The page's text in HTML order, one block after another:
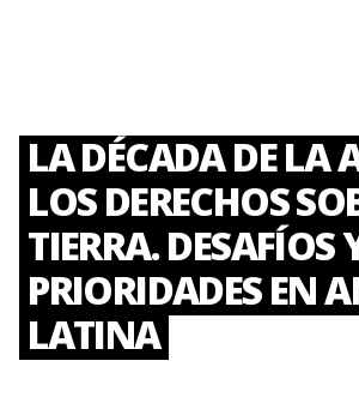
LA DÉCADA DE LA
LOS DERECHOS
TIERRA. DESAFÍOS
PRIORIDADES EN
LATINA